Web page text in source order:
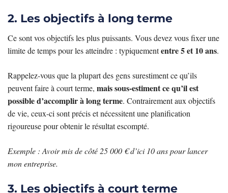
2. Les objectifs à long terme
Ce sont vos objectifs les plus puissants. Vous devez vous fixer une
limite de temps pour les atteindre : typiquemententre 5 et 10 ans.
Rappelez-vous que la plupart des gens surestiment ce qu’ils
peuvent faire à court terme, mais sous-estiment ce qu’il est
possible d’accomplir à long terme. Contrairement aux objectifs
de vie, ceux-ci sont précis et nécessitent une planification
rigoureuse pour obtenir le résultat escompté.
Exemple : Avoir mis de côté 25 000 € d’ici 10 ans pour lancer
mon entreprise.
3. Les objectifs à court terme